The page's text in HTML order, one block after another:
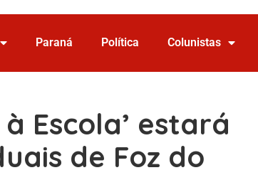
Paraná Política Colunistas
Escola’ estará
de Foz do